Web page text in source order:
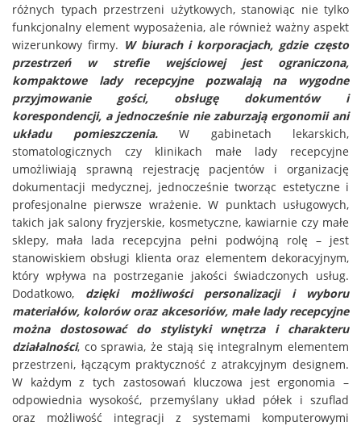
różnych typach przestrzeni użytkowych, stanowiąc nie tylko
funkcjonalny element wyposażenia, ale również ważny aspekt
wizerunkowy firmy. W biurach i korporacjach, gdzie często
przestrzeń w strefie wejściowej jest ograniczona,
kompaktowe lady recepcyjne pozwalają na wygodne
przyjmowanie gości, obsługę dokumentów i
korespondencji, a jednocześnie nie zaburzają ergonomii ani
układu pomieszczenia.W gabinetach lekarskich,
stomatologicznych czy klinikach małe lady recepcyjne
umożliwiają sprawną rejestrację pacjentów i organizację
dokumentacji medycznej, jednocześnie tworząc estetyczne i
profesjonalne pierwsze wrażenie. W punktach usługowych,
takich jak salony fryzjerskie, kosmetyczne, kawiarnie czy małe
sklepy, mała lada recepcyjna pełni podwójną rolę – jest
stanowiskiem obsługi klienta oraz elementem dekoracyjnym,
który wpływa na postrzeganie jakości świadczonych usług.
Dodatkowo, dzięki możliwości personalizacji i wyboru
materiałów, kolorów oraz akcesoriów, małe lady recepcyjne
można dostosować do stylistyki wnętrza i charakteru
działalności, co sprawia, że stają się integralnym elementem
przestrzeni, łączącym praktyczność z atrakcyjnym designem.
W każdym z tych zastosowań kluczowa jest ergonomia –
odpowiednia wysokość, przemyślany układ półek i szuflad
oraz możliwość integracji z systemami komputerowymi